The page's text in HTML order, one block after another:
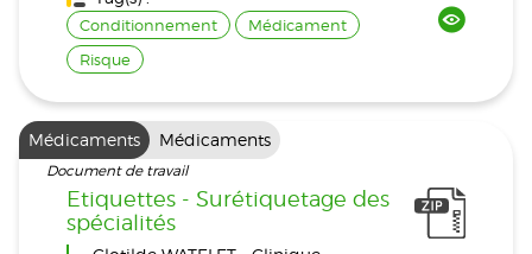
Conditionnement
Médicament
Risque
Médicaments Médicaments
Document de travail
Etiquettes - Surétiquetage des
spécialités